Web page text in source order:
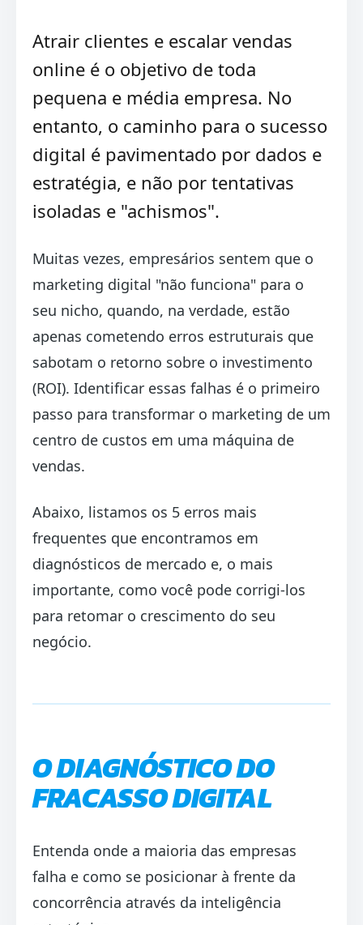
Atrair clientes e escalar vendas
online é o objetivo de toda
pequena e média empresa. No
entanto, o caminho para o sucesso
digital é pavimentado por dados e
estratégia, e não por tentativas
isoladas e "achismos".
Muitas vezes, empresários sentem que o
marketing digital "não funciona" para o
seu nicho, quando, na verdade, estão
apenas cometendo erros estruturais que
sabotam o retorno sobre o investimento
(ROI). Identificar essas falhas é o primeiro
passo para transformar o marketing de um
centro de custos em uma máquina de
vendas.
Abaixo, listamos os 5 erros mais
frequentes que encontramos em
diagnósticos de mercado e, o mais
importante, como você pode corrigi-los
para retomar o crescimento do seu
negócio.
O DIAGNÓSTICO DO
FRACASSO DIGITAL
Entenda onde a maioria das empresas
falha e como se posicionar à frente da
concorrência através da inteligência